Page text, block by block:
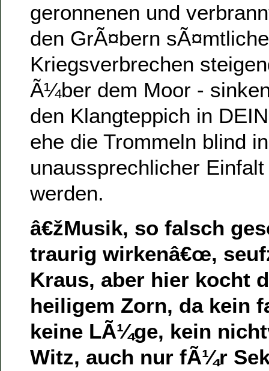
geronnenen und
den GrÃ¤bern
Kriegsverbrechen
Ã¼ber dem Moor -
den Klangteppich in
ehe die Trommeln blind
unaussprechlicher
werden.
â€žMusik, so falsch
traurig wirkenâ€œ,
Kraus, aber hier kocht
heiligem Zorn, da kein
keine LÃ¼ge, kein
Witz, auch nur fÃ¼r